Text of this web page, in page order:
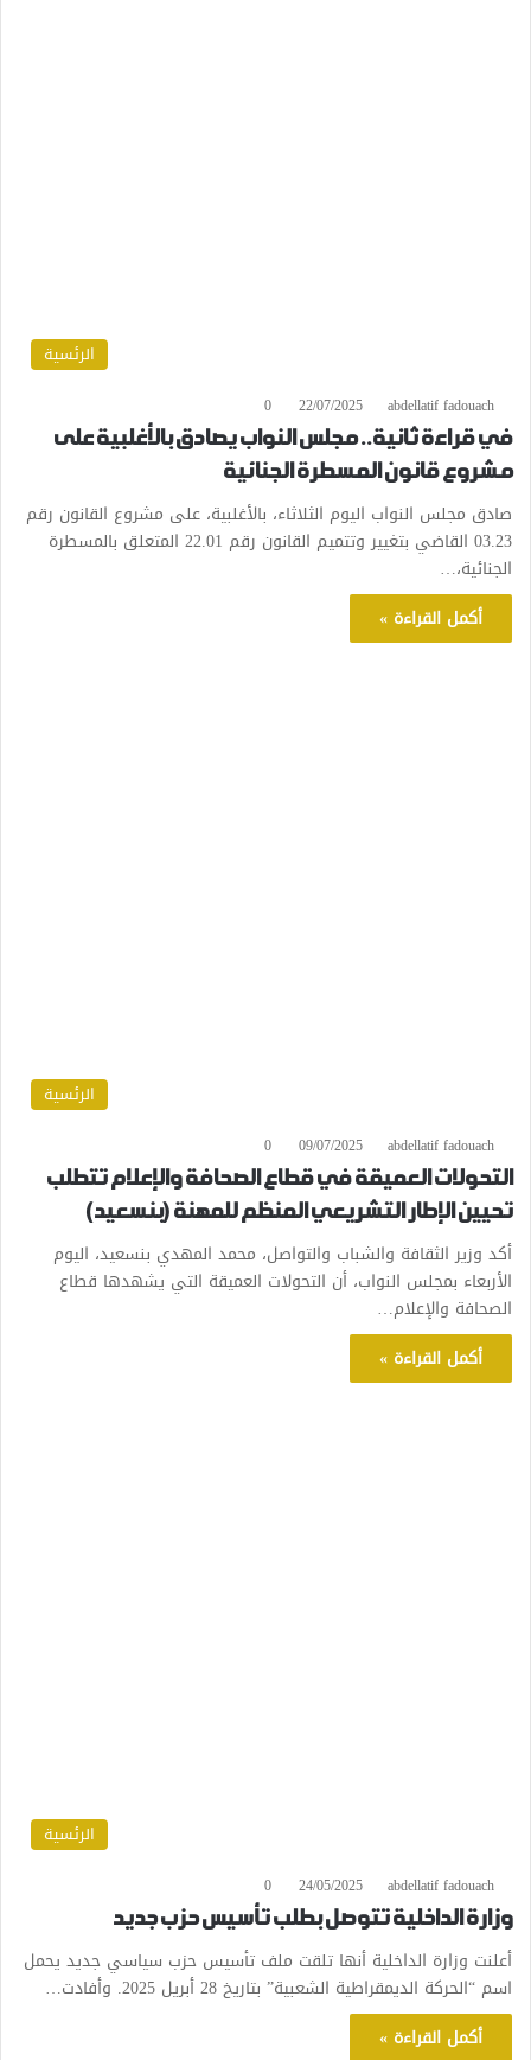
الرئسية
abdellatif fadouach
22/07/2025
0
في قراءة ثانية.. مجلس النواب يصادق بالأغلبية على
مشروع قانون المسطرة الجنائية
صادق مجلس النواب اليوم الثلاثاء، بالأغلبية، على مشروع القانون رقم
03.23 القاضي بتغيير وتتميم القانون رقم 22.01 المتعلق بالمسطرة
الجنائية،…
أكمل القراءة »
الرئسية
abdellatif fadouach
09/07/2025
0
التحولات العميقة في قطاع الصحافة والإعلام تتطلب
تحيين الإطار التشريعي المنظم للمهنة (بنسعيد)
أكد وزير الثقافة والشباب والتواصل، محمد المهدي بنسعيد، اليوم
الأربعاء بمجلس النواب، أن التحولات العميقة التي يشهدها قطاع
الصحافة والإعلام…
أكمل القراءة »
الرئسية
abdellatif fadouach
24/05/2025
0
وزارة الداخلية تتوصل بطلب تأسيس حزب جديد
أعلنت وزارة الداخلية أنها تلقت ملف تأسيس حزب سياسي جديد يحمل
اسم “الحركة الديمقراطية الشعبية” بتاريخ 28 أبريل 2025. وأفادت…
أكمل القراءة »